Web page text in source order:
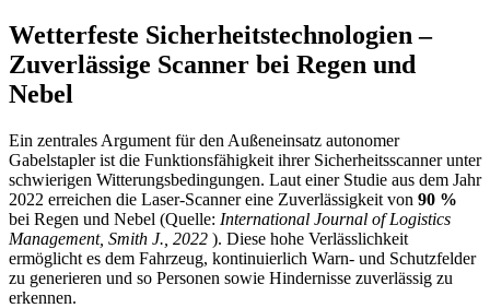
Wetterfeste Sicherheitstechnologien –
Zuverlässige Scanner bei Regen und
Nebel
Ein zentrales Argument für den Außeneinsatz autonomer
Gabelstapler ist die Funktionsfähigkeit ihrer Sicherheitsscanner unter
schwierigen Witterungsbedingungen. Laut einer Studie aus dem Jahr
2022 erreichen die Laser-Scanner eine Zuverlässigkeit von 90 %
bei Regen und Nebel (Quelle: International Journal of Logistics
Management, Smith J., 2022 ). Diese hohe Verlässlichkeit
ermöglicht es dem Fahrzeug, kontinuierlich Warn- und Schutzfelder
zu generieren und so Personen sowie Hindernisse zuverlässig zu
erkennen.